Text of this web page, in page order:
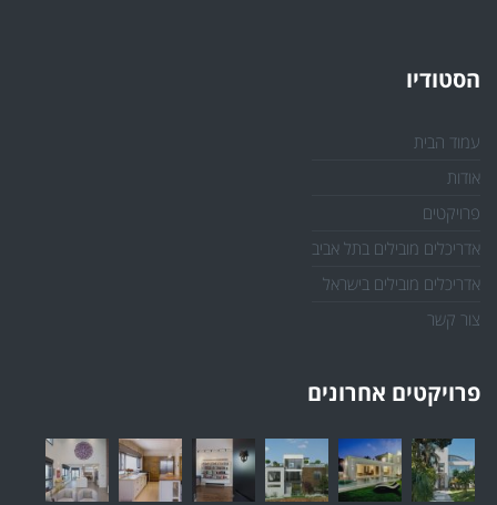
הסטודיו
עמוד הבית
אודות
פרויקטים
אדריכלים מובילים בתל אביב
אדריכלים מובילים בישראל
צור קשר
פרויקטים אחרונים